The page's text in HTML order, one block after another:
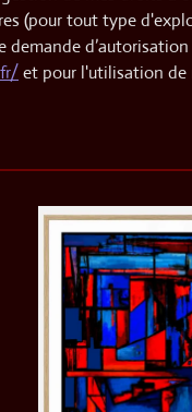
(pour tout type
et pour l'utilisation de